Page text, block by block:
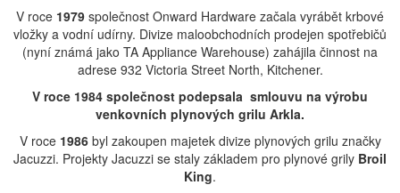
V roce 1979 společnost Onward Hardware začala vyrábět krbové
vložky a vodní udírny. Divize maloobchodních prodejen spotřebičů
(nyní známá jako TA Appliance Warehouse) zahájila činnost na
adrese 932 Victoria Street North, Kitchener.
V roce 1984 společnost podepsala smlouvu na výrobu
venkovních plynových grilu Arkla.
V roce 1986byl zakoupen majetek divize plynových grilu značky
Jacuzzi. Projekty Jacuzzi se staly základem pro plynové grily Broil
King.